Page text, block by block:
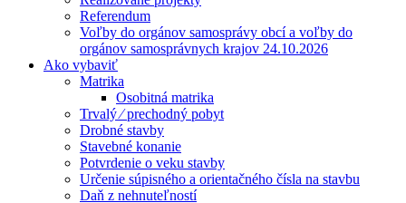
Referendum
Voľby do orgánov samosprávy obcí a voľby do
orgánov samosprávnych krajov 24.10.2026
Ako vybaviť
Matrika
Osobitná matrika
Trvalý ⁄ prechodný pobyt
Drobné stavby
Stavebné konanie
Potvrdenie o veku stavby
Určenie súpisného a orientačného čísla na stavbu
Daň z nehnuteľností